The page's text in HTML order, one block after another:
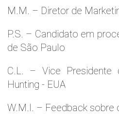
M.M. – Diretor de
P.S. – Candidato em
de São Paulo
C.L. – Vice
Hunting - EUA
W.M.l. – Feedback sobre